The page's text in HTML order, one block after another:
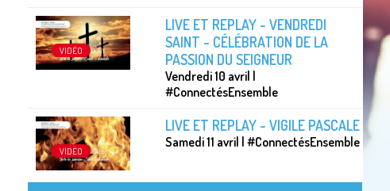
VIDÉO
LIVE ET REPLAY - VENDREDI
SAINT - CÉLÉBRATION DE LA
PASSION DU SEIGNEUR
Vendredi 10 avril |
#ConnectésEnsemble
VIDÉO
LIVE ET REPLAY - VIGILE PASCALE
Samedi 11 avril | #ConnectésEnsemble